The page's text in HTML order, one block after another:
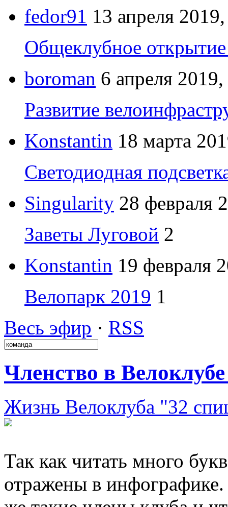
fedor91 13 апреля
Общеклубное открытие
boroman 6 апреля
Развитие
Konstantin 18 марта
Светодиодная
Singularity 28 февраля
Заветы Луговой 2
Konstantin 19 февраля
Велопарк 2019 1
Весь эфир · RSS
Членство в
Жизнь Велоклуба "32
Так как читать много
отражены в инфографике.